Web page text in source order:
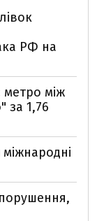
РФ на
метро між
за 1,76